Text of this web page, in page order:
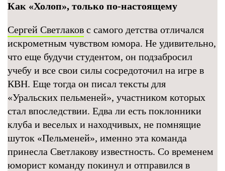
Как «Холоп», только по-настоящему
Сергей Светлаков с самого детства отличался
искрометным чувством юмора. Не удивительно,
что еще будучи студентом, он подзабросил
учебу и все свои силы сосредоточил на игре в
КВН. Еще тогда он писал тексты для
«Уральских пельменей», участником которых
стал впоследствии. Едва ли есть поклонники
клуба и веселых и находчивых, не помнящие
шуток «Пельменей», именно эта команда
принесла Светлакову известность. Со временем
юморист команду покинул и отправился в